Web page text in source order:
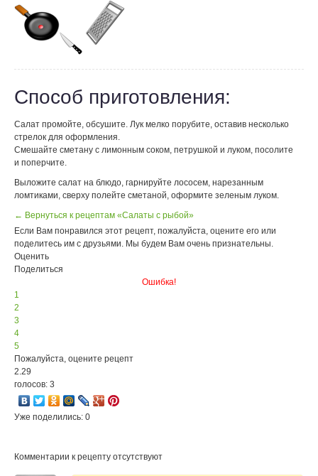
Способ приготовления:
Салат промойте, обсушите. Лук мелко порубите, оставив несколько
стрелок для оформления.
Смешайте сметану с лимонным соком, петрушкой и луком, посолите
и поперчите.
Выложите салат на блюдо, гарнируйте лососем, нарезанным
ломтиками, сверху полейте сметаной, оформите зеленым луком.
← Вернуться к рецептам «Салаты с рыбой»
Если Вам понравился этот рецепт, пожалуйста, оцените его или
поделитесь им с друзьями. Мы будем Вам очень признательны.
Оценить
Поделиться
Ошибка!
1
2
3
4
5
Пожалуйста, оцените рецепт
2.29
голосов: 3
Уже поделились: 0
Комментарии к рецепту отсутствуют